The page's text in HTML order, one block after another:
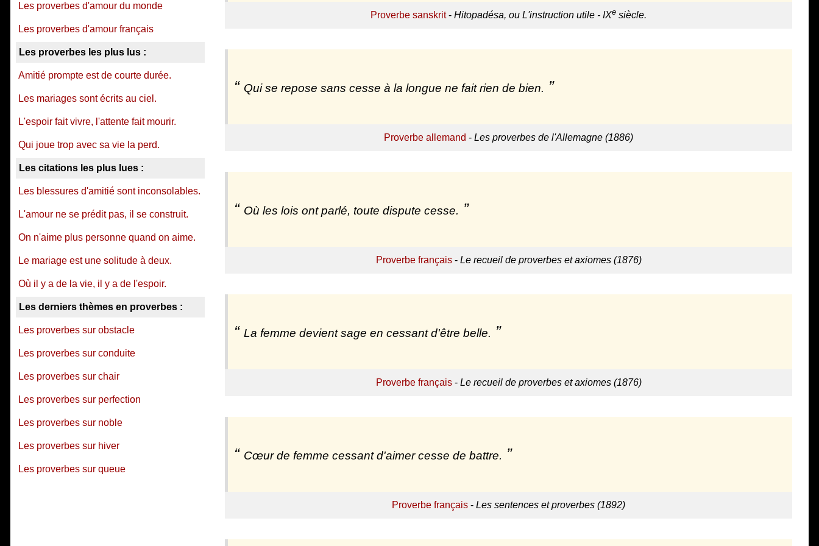
Proverbe sanskrit- Hitopadésa, ou L'instruction utile - IXe siècle.
Qui se repose sans cesse à la longue ne fait rien de bien.
Proverbe allemand - Les proverbes de l'Allemagne (1886)
Où les lois ont parlé, toute dispute cesse.
Proverbe français- Le recueil de proverbes et axiomes (1876)
La femme devient sage en cessant d'être belle.
Proverbe français- Le recueil de proverbes et axiomes (1876)
Cœur de femme cessant d'aimer cesse de battre.
Proverbe français - Les sentences et proverbes (1892)
Les proverbes d'amour du monde
Les proverbes d'amour français
Les proverbes les plus lus :
Amitié prompte est de courte durée.
Les mariages sont écrits au ciel.
L'espoir fait vivre, l'attente fait mourir.
Qui joue trop avec sa vie la perd.
Les citations les plus lues :
Les blessures d'amitié sont inconsolables.
L'amour ne se prédit pas, il se construit.
On n'aime plus personne quand on aime.
Le mariage est une solitude à deux.
Où il y a de la vie, il y a de l'espoir.
Les derniers thèmes en proverbes :
Les proverbes sur obstacle
Les proverbes sur conduite
Les proverbes sur chair
Les proverbes sur perfection
Les proverbes sur noble
Les proverbes sur hiver
Les proverbes sur queue